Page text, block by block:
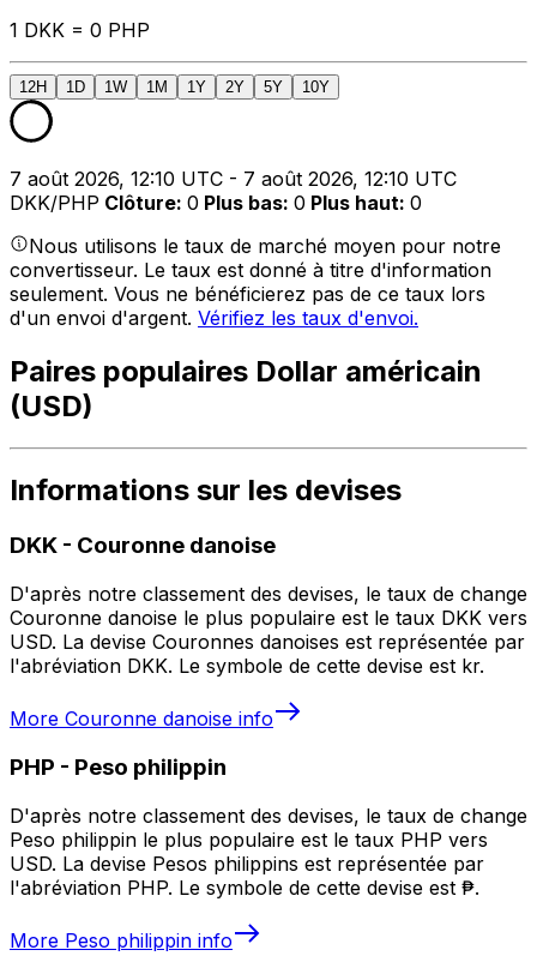
1 DKK = 0 PHP
12H 1D 1W 1M 1Y 2Y 5Y 10Y
7 août 2026, 12:10 UTC - 7 août 2026, 12:10 UTC
DKK/PHP Clôture: 0 Plus bas: 0 Plus haut: 0
Nous utilisons le taux de marché moyen pour notre
convertisseur. Le taux est donné à titre d'information
seulement. Vous ne bénéficierez pas de ce taux lors
d'un envoi d'argent. Vérifiez les taux d'envoi.
Paires populaires Dollar américain
(USD)
Informations sur les devises
DKK - Couronne danoise
D'après notre classement des devises, le taux de change
Couronne danoise le plus populaire est le taux DKK vers
USD. La devise Couronnes danoises est représentée par
l'abréviation DKK. Le symbole de cette devise est kr.
More Couronne danoise info
PHP - Peso philippin
D'après notre classement des devises, le taux de change
Peso philippin le plus populaire est le taux PHP vers
USD. La devise Pesos philippins est représentée par
l'abréviation PHP. Le symbole de cette devise est ₱.
More Peso philippin info